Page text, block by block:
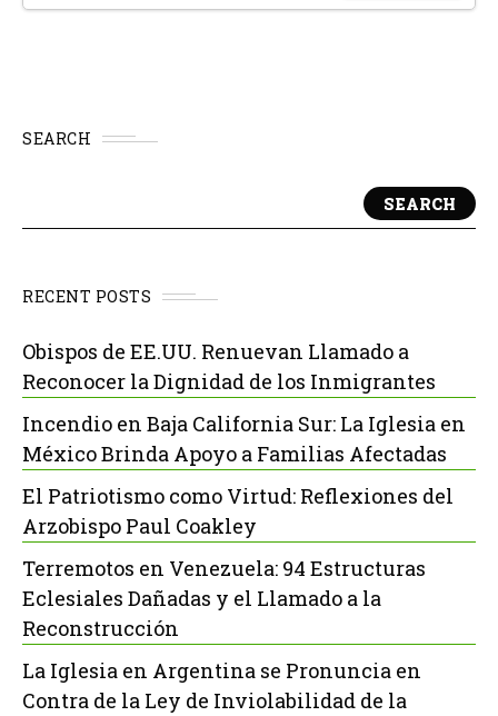
SEARCH
SEARCH
RECENT POSTS
Obispos de EE.UU. Renuevan Llamado a
Reconocer la Dignidad de los Inmigrantes
Incendio en Baja California Sur: La Iglesia en
México Brinda Apoyo a Familias Afectadas
El Patriotismo como Virtud: Reflexiones del
Arzobispo Paul Coakley
Terremotos en Venezuela: 94 Estructuras
Eclesiales Dañadas y el Llamado a la
Reconstrucción
La Iglesia en Argentina se Pronuncia en
Contra de la Ley de Inviolabilidad de la